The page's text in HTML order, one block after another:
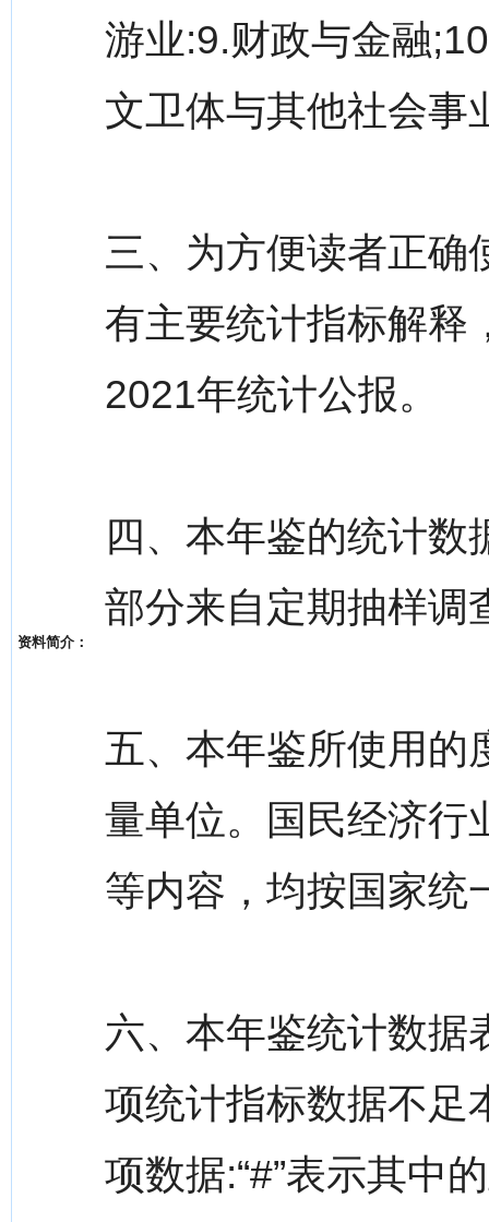
资料简介：
游业:9.财政与金融
文卫体与其他社会事
三、为方便读者正确
有主要统计指标解释
2021年统计公报。
四、本年鉴的统计
部分来自定期抽样调
五、本年鉴所使用的
量单位。国民经济行
等内容，均按国家统
六、本年鉴统计数据
项统计指标数据不足
项数据:“#”表示其中